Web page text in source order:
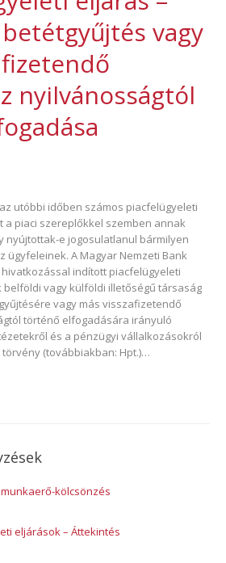
vagy
nyilvánosságtól
utóbbi időben számos piacfelügyeleti
a piaci szereplőkkel szemben annak
nyújtottak-e jogosulatlanul bármilyen
ügyfeleinek. A Magyar Nemzeti Bank
indított piacfelügyeleti
belföldi vagy külföldi illetőségű társaság
vagy más visszafizetendő
történő elfogadására irányuló
és a pénzügyi vállalkozásokról
törvény (továbbiakban: Hpt.)…
kölcsönzés
eljárások – Áttekintés